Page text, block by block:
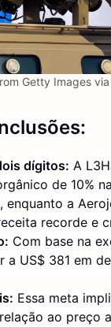
Getty Images
dígitos: A
de 10%
enquanto a
recorde e
Com base na
a US$ 381 em
Essa meta
ao preço